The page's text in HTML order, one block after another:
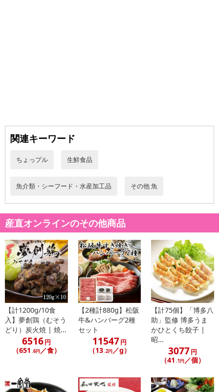
・賞味期限：製造日90日
・原産国（最終加工地）：日本、中国
・原材料/材質/素材：
調味料、昆布調味料／ゲル化剤（ジェランガム）、調味料（アミノ
酸等）、香料、（一部に小麦・乳成分・さば・大豆・豚肉・ゼラチ
ンを含む）]、
刺身[トラフグ（長崎県産、熊本県産：養殖）]、
ふくポン酢[醤油、柑橘果汁（橙、かぼす）、醸造酢、米発酵調味
料、かつおエキス、昆布エキス、食塩／調味料（アミノ酸等）、
（一部に小麦・大豆を含む）]、
もみじおろし[大根、澱粉、唐辛子、こんにゃく粉、梅酢]、
かぼす果汁[かぼす果汁]
・アレルギー表示：小麦、乳成分、サバ、大豆、ゼラチン、豚肉
関連キーワード
ちょっプル 生鮮食品
魚介類・シーフード・水産加工品 その他 魚
産直オンラインのその他商品
【計1200g/10食
入】夢創鶏（むそう
どり）炭火焼 | 焼...
6516円
（651 .6円／食）
【2種計880g】松阪
牛&ハンバーグ2種
セット
11547円
（13.2円／g）
【計75個】「博多八
助」監修 博多うま
かひとくち餃子 |
昭...
3077円
（41 .1円／個）